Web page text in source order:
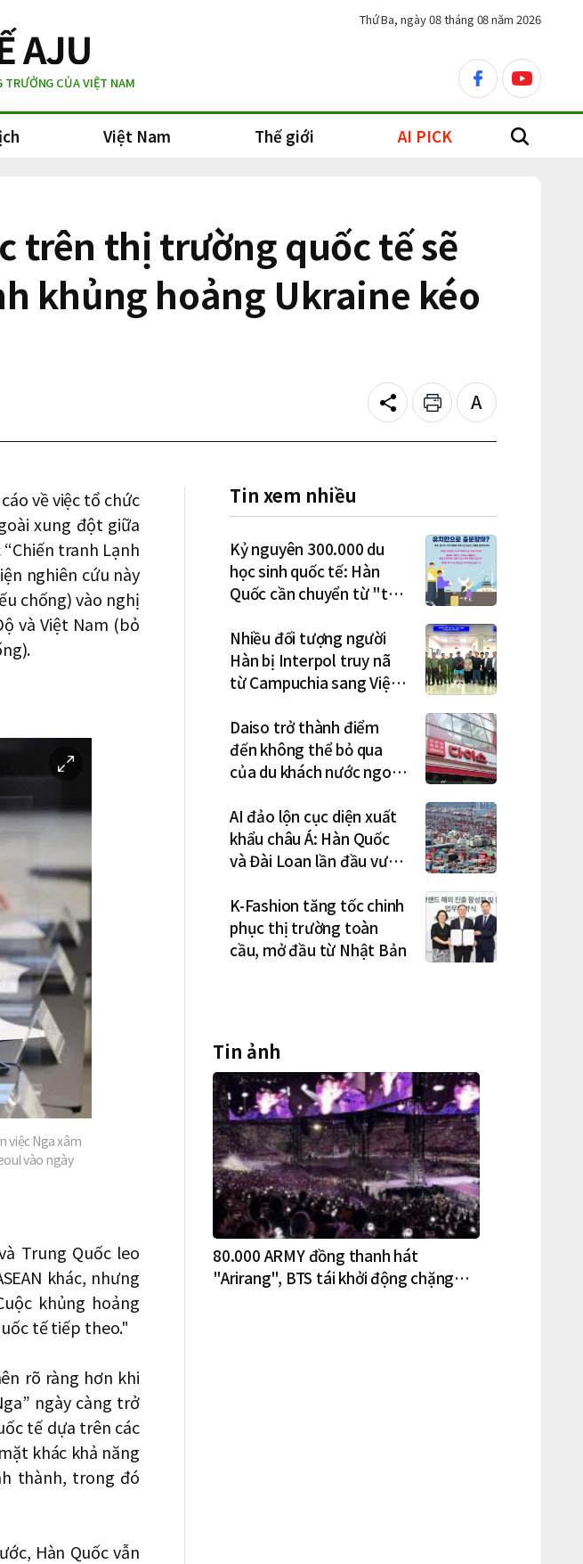
CỦA VIỆT NAM
facebookyoutube
Thứ Ba, ngày 08 tháng 08 năm 2026
Việt Nam Thế giới AI PICK search
trên thị trường quốc tế sẽ
khủng hoảng Ukraine kéo
Share Print
Text
size
về việc tổ chức
xung đột giữa
tranh Lạnh
nghiên cứu này
chống) vào nghị
và Việt Nam (bỏ
미
지
확
việc Nga xâm
vào ngày
Trung Quốc leo
khác, nhưng
khủng hoảng
tế tiếp theo."
rõ ràng hơn khi
ngày càng trở
tế dựa trên các
khác khả năng
thành, trong đó
Hàn Quốc vẫn
Tin xem nhiều
Kỷ nguyên 300.000 du
học sinh quốc tế: Hàn
Quốc cần chuyển từ "thu
việc làm – định cư"
Nhiều đối tượng người
Hàn bị Interpol truy nã
từ Campuchia sang Việt
Daiso trở thành điểm
đến không thể bỏ qua
của du khách nước ngoài
AI đảo lộn cục diện xuất
khẩu châu Á: Hàn Quốc
và Đài Loan lần đầu vượt
K-Fashion tăng tốc chinh
phục thị trường toàn
cầu, mở đầu từ Nhật Bản
Tin ảnh
80.000 ARMY đồng thanh hát
"Arirang", BTS tái khởi động chặng